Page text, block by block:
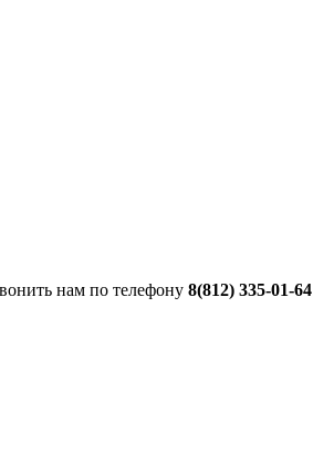
нам по телефону 8(812) 335-01-64